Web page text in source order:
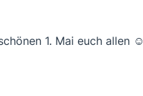
1. Mai euch allen ☺️